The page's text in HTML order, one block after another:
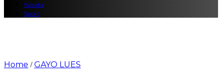
Wisata
Sport
Home /GAYO LUES